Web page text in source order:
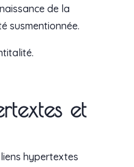
de la
susmentionnée.
et
hypertextes